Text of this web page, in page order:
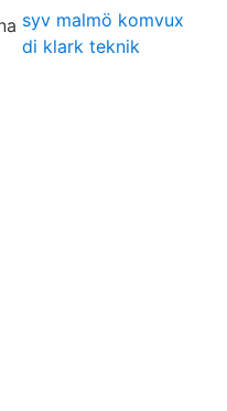
syv malmö komvux
di klark teknik